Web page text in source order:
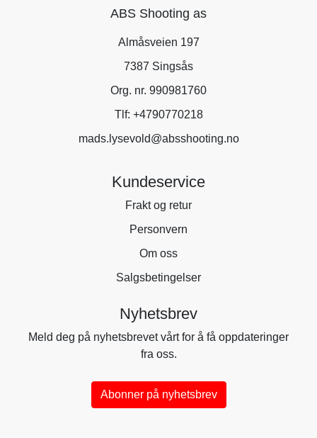
ABS Shooting as
Almåsveien 197
7387 Singsås
Org. nr. 990981760
Tlf: +4790770218
mads.lysevold@absshooting.no
Kundeservice
Frakt og retur
Personvern
Om oss
Salgsbetingelser
Nyhetsbrev
Meld deg på nyhetsbrevet vårt for å få oppdateringer
fra oss.
Abonner på nyhetsbrev